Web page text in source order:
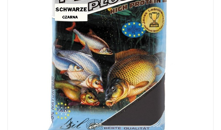
dosahovat skvělých výsledků.